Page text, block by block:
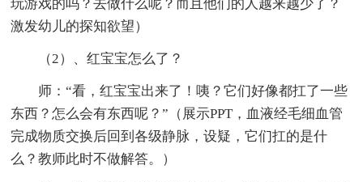
玩游戏的吗？去做什么呢？而且他们的人越来越少了？
激发幼儿的探知欲望）
（2）、红宝宝怎么了？
师：“看，红宝宝出来了！咦？它们好像都扛了一些
东西？怎么会有东西呢？”（展示PPT，血液经毛细血管
完成物质交换后回到各级静脉，设疑，它们扛的是什
么？教师此时不做解答。）